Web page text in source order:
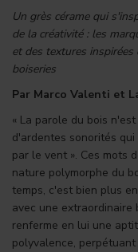
Un grès cérame qui
de la créativité : les
et des textures
boiseries
Par Marco Valenti et
« La parole du bois
d'ardentes sonorités
par le vent ». Ces mots
nature polymorphe du
temps, c'est bien plus
avec une
renferme en lui une
polyvalence,